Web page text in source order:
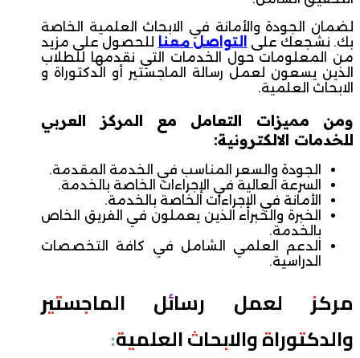
لضمان الجودة والأمانة في الابحاث العلمية الخاصة
بك. نشجعك على
التواصل معنا للحصول على مزيد
من المعلومات حول الخدمات التي نقدمها للطلاب
الذين يسعون لعمل رسالة الماجستير أو الدكتوراة و
الابحاث العلمية.
ومن مميزات التعامل مع المركز العربي
للخدمات الالكترونية:
الجودة والسعر المناسب في الخدمة المقدمة.
السرعة العالية في الإجراءات الخاصة بالخدمة.
الأمانة في الإجراءات الخاصة بالخدمة.
الخبرة والخبراء الذين يعملون في الفريق الخاص
بالخدمة.
الدعم العلمي الشامل في كافة التخصصات
الدراسية.
مركز لعمل رسائل الماجستير
والدكتوراة والابحاث العلمية: